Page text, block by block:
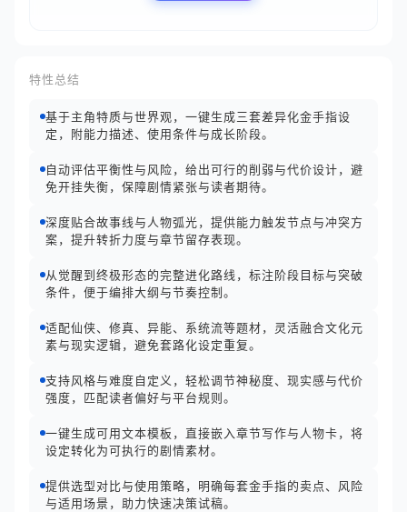
特性总结
基于主角特质与世界观，一键生成三套差异化金手指设
定，附能力描述、使用条件与成长阶段。
自动评估平衡性与风险，给出可行的削弱与代价设计，避
免开挂失衡，保障剧情紧张与读者期待。
深度贴合故事线与人物弧光，提供能力触发节点与冲突方
案，提升转折力度与章节留存表现。
从觉醒到终极形态的完整进化路线，标注阶段目标与突破
条件，便于编排大纲与节奏控制。
适配仙侠、修真、异能、系统流等题材，灵活融合文化元
素与现实逻辑，避免套路化设定重复。
支持风格与难度自定义，轻松调节神秘度、现实感与代价
强度，匹配读者偏好与平台规则。
一键生成可用文本模板，直接嵌入章节写作与人物卡，将
设定转化为可执行的剧情素材。
提供选型对比与使用策略，明确每套金手指的卖点、风险
与适用场景，助力快速决策试稿。